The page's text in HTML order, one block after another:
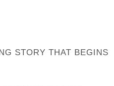
STORY THAT BEGINS